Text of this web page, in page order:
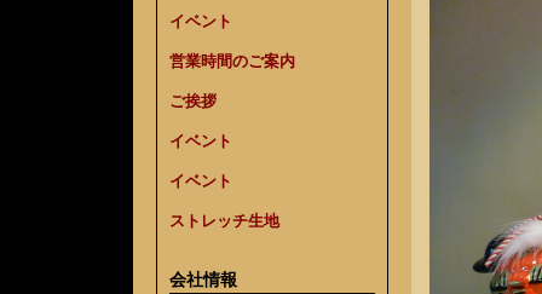
イベント
営業時間のご案内
ご挨拶
イベント
イベント
ストレッチ生地
会社情報